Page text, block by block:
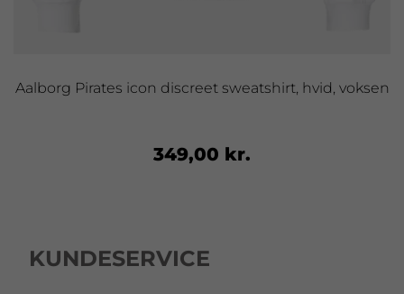
Aalborg Pirates icon discreet sweatshirt, hvid, voksen
349,00 kr.
KUNDESERVICE